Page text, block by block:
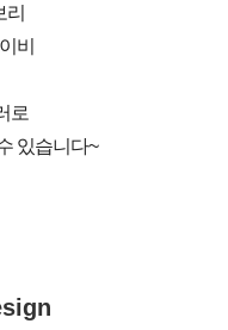
리
비
로
있습니다~